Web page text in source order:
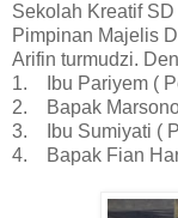
Sekolah Kreatif
Pimpinan Majelis
Arifin turmudzi.
1. Ibu Pariyem (
2. Bapak
3. Ibu Sumiyati (
4. Bapak Fian